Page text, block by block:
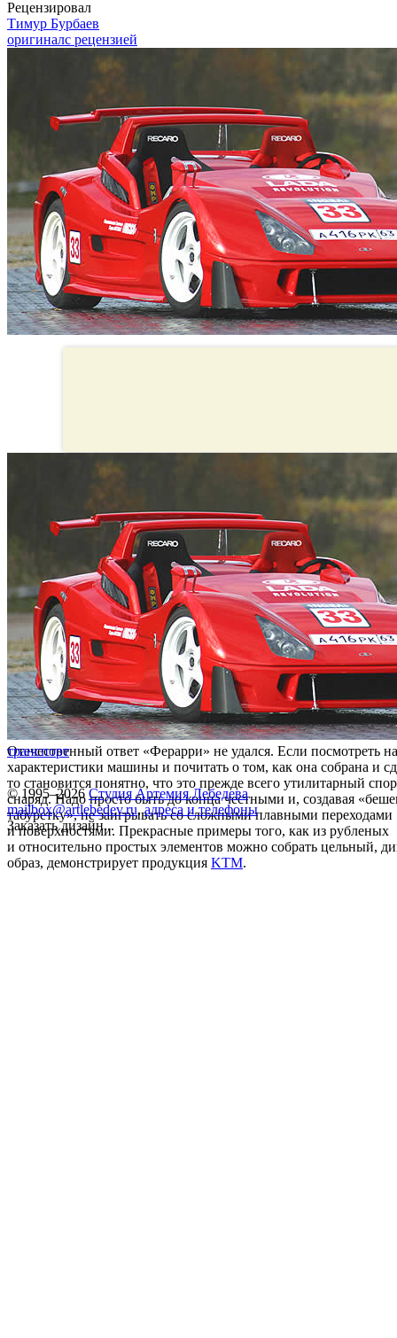
Рецензировал
Тимур Бурбаев
оригиналс рецензией
Отечественный ответ «Ферарри» не удался. Если посмотреть
характеристики машины и почитать о том, как она собрана и
то становится понятно, что это прежде всего утилитарный
снаряд. Надо просто быть до конца честными и, создавая
табуретку», не заигрывать со сложными плавными переходами
и поверхностями. Прекрасные примеры того, как из рубленых
и относительно простых элементов можно собрать цельный,
образ, демонстрирует продукция KTM.
транспорт
© 1995–2026 Студия Артемия Лебедева
mailbox@artlebedev.ru, адреса и телефоны
Заказать дизайн...